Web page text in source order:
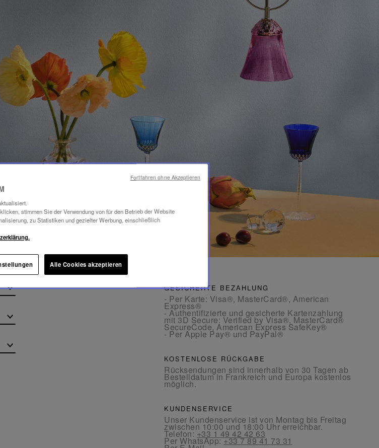
GESICHERTE BEZAHLUNG
- Per Karte: Visa®, MasterCard®, American
Express®
- Authentifizierte und gesicherte Kartenzahlung
mit 3D Secure: Verified by Visa®, MasterCard®
SecureCode, American Express SafeKey®
- Per Apple Pay® und PayPal®
KOSTENLOSE RÜCKGABE
Rücksendungen sind innerhalb von 30 Tagen ab
Bestelldatum in Frankreich und Europa kostenlos
möglich.
KUNDENSERVICE
Unser Kundenservice ist von Montag bis Freitag
zwischen 10:00 und 18:00 Uhr erreichbar.
Telefon:+33 1 49 42 42 63
Per WhatsApp:+33 7 89 41 73 31
stimmen Sie der Verwendung von für den Betrieb der Website
zu Statistiken und gezielter Werbung, einschließlich
Alle Cookies akzeptieren
Fortfahren ohne Akzeptieren